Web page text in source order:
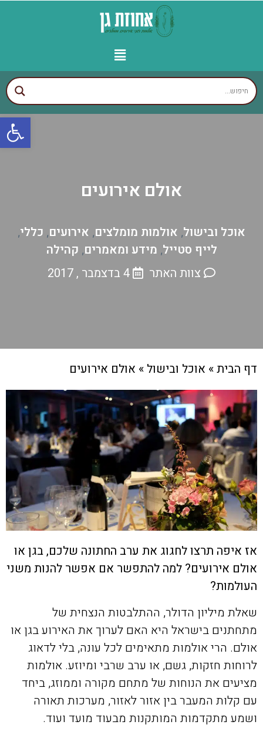
אולם אירועים
אוכל ובישול, אולמות מומלצים, אירועים, כללי,
לייף סטייל, מידע ומאמרים, קהילה
צוות האתר
4 בדצמבר , 2017
דף הבית» אוכל ובישול » אולם אירועים
אז איפה תרצו לחגוג את ערב החתונה שלכם, בגן או
אולם אירועים? למה להתפשר אם אפשר להנות משני
העולמות?
שאלת מיליון הדולר, ההתלבטות הנצחית של
מתחתנים בישראל היא האם לערוך את האירוע בגן או
אולם. הרי אולמות מתאימים לכל עונה, בלי לדאוג
לרוחות חזקות, גשם, או ערב שרבי ומיוזע. אולמות
מציעים את הנוחות של מתחם מקורה וממוזג, ביחד
עם קלות המעבר בין אזור לאזור, מערכות תאורה
ושמע מתקדמות המותקנות מבעוד מועד ועוד.